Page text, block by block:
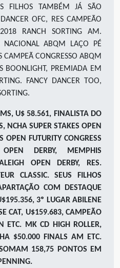
FILHOS TAMBÉM JÁ SÃO
OFC, RES CAMPEÃO
RANCH SORTING AM.
NACIONAL ABQM LAÇO PÉ
CAMPEÃ CONGRESSO ABQM
BOONLIGHT, PREMIADA EM
FANCY DANCER TOO,
, U$ 58.561, FINALISTA DO
NCHA SUPER STAKES OPEN
OPEN FUTURITY CONGRESS
OPEN DERBY, MEMPHIS
OPEN DERBY, RES.
CLASSIC. SEUS FILHOS
COM DESTAQUE
3º LUGAR ABILENE
CAT, U$159.683, CAMPEÃO
ETC. MK CD HIGH ROLLER,
$50.000 FINALS AM ETC.
158,75 PONTOS EM